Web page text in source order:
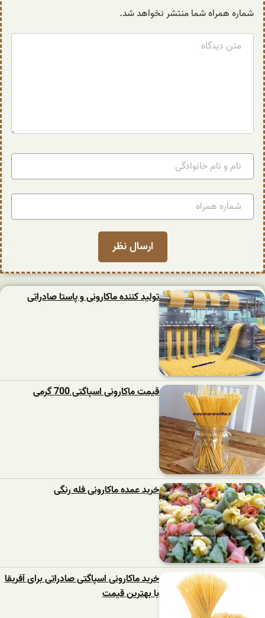
شماره همراه شما منتشر نخواهد شد.
تولید کننده ماکارونی و پاستا صادراتی
قیمت ماکارونی اسپاگتی 700 گرمی
خرید عمده ماکارونی فله رنگی
خرید ماکارونی اسپاگتی صادراتی برای آفریقا
با بهترین قیمت